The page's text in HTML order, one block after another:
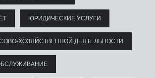
ЮРИДИЧЕСКИЕ УСЛУГИ
ХОЗЯЙСТВЕННОЙ ДЕЯТЕЛЬНОСТИ